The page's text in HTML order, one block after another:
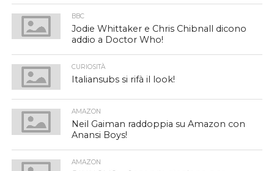
BBC
Jodie Whittaker e Chris Chibnall dicono
addio a Doctor Who!
CURIOSITÀ
Italiansubs si rifà il look!
AMAZON
Neil Gaiman raddoppia su Amazon con
Anansi Boys!
AMAZON